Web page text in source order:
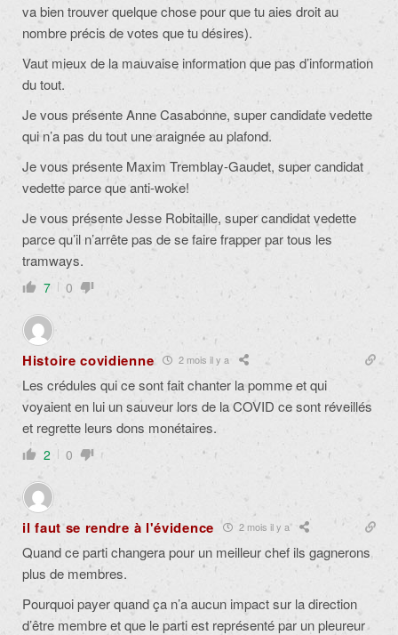
va bien trouver quelque chose pour que tu aies droit au
nombre précis de votes que tu désires).
Vaut mieux de la mauvaise information que pas d’information
du tout.
Je vous présente Anne Casabonne, super candidate vedette
qui n’a pas du tout une araignée au plafond.
Je vous présente Maxim Tremblay-Gaudet, super candidat
vedette parce que anti-woke!
Je vous présente Jesse Robitaille, super candidat vedette
parce qu’il n’arrête pas de se faire frapper par tous les
tramways.
7 0
Histoire covidienne 2 mois il y a
Les crédules qui ce sont fait chanter la pomme et qui
voyaient en lui un sauveur lors de la COVID ce sont réveillés
et regrette leurs dons monétaires.
2 0
il faut se rendre à l'évidence 2 mois il y a
Quand ce parti changera pour un meilleur chef ils gagnerons
plus de membres.
Pourquoi payer quand ça n’a aucun impact sur la direction
d’être membre et que le parti est représenté par un pleureur